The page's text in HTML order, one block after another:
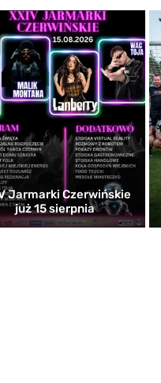
Jarmarki Czerwińskie
już 15 sierpnia